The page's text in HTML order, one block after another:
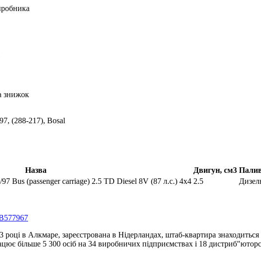
знижок
(288-217), Bosal
Назва Двигун, см3
Bus (passenger carriage) 2.5 TD Diesel 8V (87 л.с.) 4х4 2.5
році в Алкмаре, зареєстрована в Нідерландах, штаб-квартира
більше 5 300 осіб на 34 виробничих підприємствах і 18